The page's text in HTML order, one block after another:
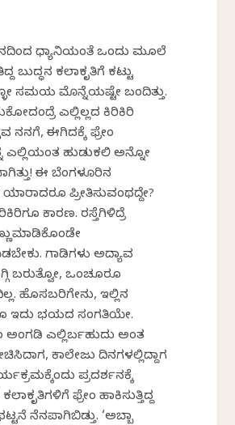
ಧ್ಯಾನಿಯಂತೆ ಒಂದು ಮೂಲೆ
ಬುದ್ಧನ ಕಲಾಕೃತಿಗೆ ಕಟ್ಟು
ಸಮಯ ಮೊನ್ನೆಯಷ್ಟೇ ಬಂದಿತ್ತು.
ಎಲ್ಲಿಲ್ಲದ ಕಿರಿಕಿರಿ
ನನಗೆ, ಈಗಿದಕ್ಕೆ ಫ್ರೇಂ
ಹುಡುಕಲಿ ಅನ್ನೋ
ಈ ಬೆಂಗಳೂರಿನ
ಯಾರಾದರೂ ಪ್ರೀತಿಸುವಂಥದ್ದೇ?
ಕಾರಣ. ರಸ್ತೆಗಿಳಿದ್ರೆ
ಗಾಡಿಗಳು ಅದ್ಯಾವ
ಬರುತ್ವೋ, ಒಂಚೂರೂ
ಹೊಸಬರಿಗೇನು, ಇಲ್ಲಿನ
ಇದು ಭಯದ ಸಂಗತಿಯೇ.
ಅಂಗಡಿ ಎಲ್ಲಿರ್ಬಹುದು ಅಂತ
ಕಾಲೇಜು ದಿನಗಳಲ್ಲಿದ್ದಾಗ
ಪ್ರದರ್ಶನಕ್ಕೆ
ಫ್ರೇಂ ಹಾಕಿಸುತ್ತಿದ್ದ
ನೆನಪಾಗಿಬಿಡ್ತು. ‘ಅಬ್ಬಾ